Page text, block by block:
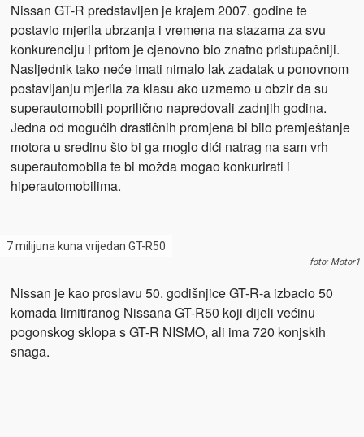
Nissan GT-R predstavljen je krajem 2007. godine te
postavio mjerila ubrzanja i vremena na stazama za svu
konkurenciju i pritom je cjenovno bio znatno pristupačniji.
Nasljednik tako neće imati nimalo lak zadatak u ponovnom
postavljanju mjerila za klasu ako uzmemo u obzir da su
superautomobili poprilično napredovali zadnjih godina.
Jedna od mogućih drastičnih promjena bi bilo premještanje
motora u sredinu što bi ga moglo dići natrag na sam vrh
superautomobila te bi možda mogao konkurirati i
hiperautomobilima.
7 milijuna kuna vrijedan GT-R50
foto: Motor1
Nissan je kao proslavu 50. godišnjice GT-R-a izbacio 50
komada limitiranog Nissana GT-R50 koji dijeli većinu
pogonskog sklopa s GT-R NISMO, ali ima 720 konjskih
snaga.